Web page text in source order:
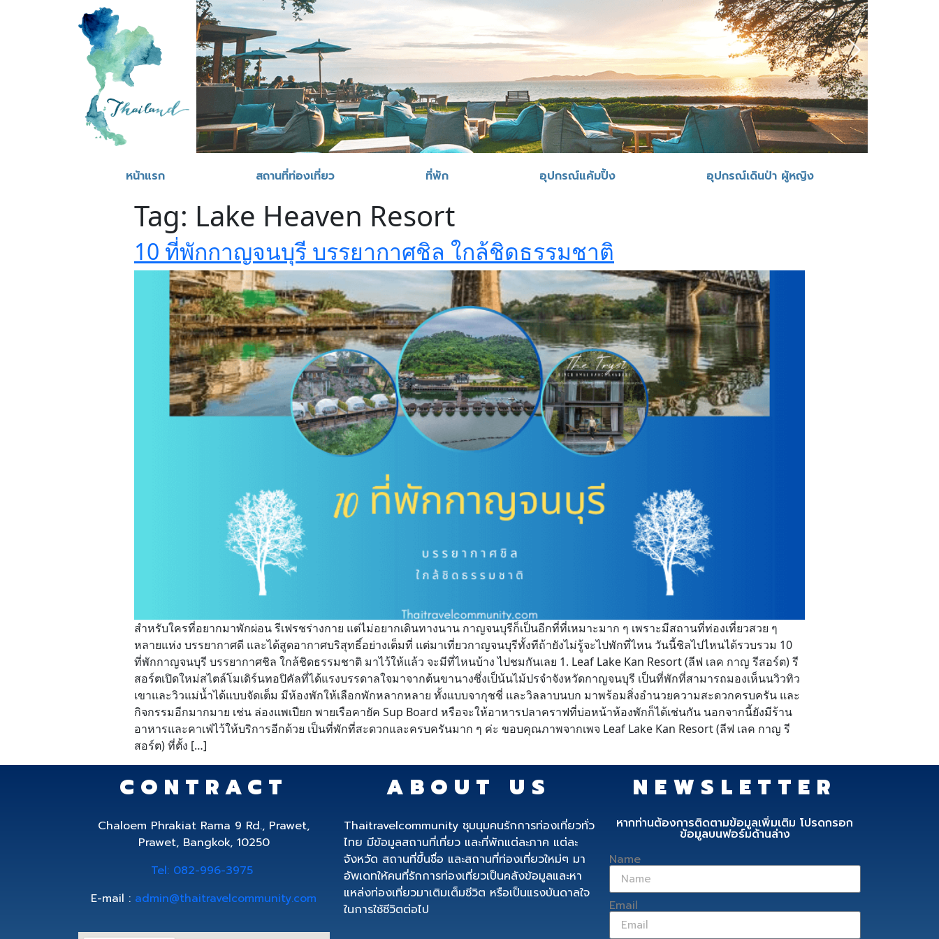
หน้าแรก สถานที่ท่องเที่ยว ที่พัก อุปกรณ์แค้มปิ้ง อุปกรณ์เดินป่า ผู้หญิง
Tag: Lake Heaven Resort
10 ที่พักกาญจนบุรี บรรยากาศชิล ใกล้ชิดธรรมชาติ
สำหรับใครที่อยากมาพักผ่อน รีเฟรชร่างกาย แต่ไม่อยากเดินทางนาน กาญจนบุรีก็เป็นอีกที่ที่เหมาะมาก ๆ เพราะมีสถานที่ท่องเที่ยวสวย ๆ
หลายแห่ง บรรยากาศดี และได้สูดอากาศบริสุทธิ์อย่างเต็มที่ แต่มาเที่ยวกาญจนบุรีทั้งทีถ้ายังไม่รู้จะไปพักที่ไหน วันนี้ชิลไปไหนได้รวบรวม 10
ที่พักกาญจนบุรี บรรยากาศชิล ใกล้ชิดธรรมชาติ มาไว้ให้แล้ว จะมีที่ไหนบ้าง ไปชมกันเลย 1. Leaf Lake Kan Resort (ลีฟ เลค กาญ รีสอร์ต) รี
สอร์ตเปิดใหม่สไตล์โมเดิร์นทอปิคัลที่ได้แรงบรรดาลใจมาจากต้นขานางซึ่งเป็น้นไม้ปรจำจังหวัดกาญจนบุรี เป็นที่พักที่สามารถมองเห็นนวิวทิว
เขาและวิวแม่น้ำได้แบบจัดเต็ม มีห้องพักให้เลือกพักหลากหลาย ทั้งแบบจากุชชี่ และวิลลาบนบก มาพร้อมสิ่งอำนวยความสะดวกครบครัน และ
กิจกรรมอีกมากมาย เช่น ล่องแพเปียก พายเรือคายัค Sup Board หรือจะให้อาหารปลาคราฟที่บ่อหน้าห้องพักก็ได้เช่นกัน นอกจากนี้ยังมีร้าน
อาหารและคาเฟ่ไว้ให้บริการอีกด้วย เป็นที่พักที่สะดวกและครบครันมาก ๆ ค่ะ ขอบคุณภาพจากเพจ Leaf Lake Kan Resort (ลีฟ เลค กาญ รี
สอร์ต) ที่ตั้ง […]
CONTRACT
Chaloem Phrakiat Rama 9 Rd., Prawet,
Prawet, Bangkok, 10250
Tel: 082-996-3975
E-mail : admin@thaitravelcommunity.com
ABOUT US
Thaitravelcommunity ชุมนุมคนรักการท่องเที่ยวทั่ว
ไทย มีข้อมูลสถานที่เที่ยว และที่พักแต่ละภาค แต่ละ
จังหวัด สถานที่ขึ้นชื่อ และสถานที่ท่องเที่ยวใหม่ๆ มา
อัพเดทให้คนที่รักการท่องเที่ยวเป็นคลังข้อมูลและหา
แหล่งท่องเที่ยวมาเติมเต็มชีวิต หรือเป็นแรงบันดาลใจ
ในการใช้ชีวิตต่อไป
NEWSLETTER
หากท่านต้องการติดตามข้อมูลเพิ่มเติม โปรดกรอก
ข้อมูลบนฟอร์มด้านล่าง
Name
Email